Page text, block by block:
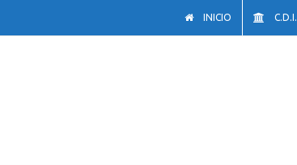
INICIO C.D.I.